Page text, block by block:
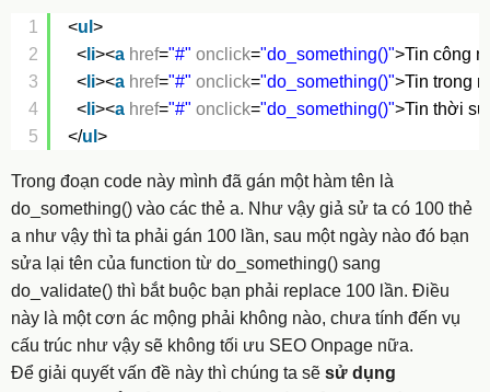
1
2
3
4
5
<ul >
< li><a href="#" onclick="do_something()">Tin công
< li><a href="#" onclick="do_something()">Tin trong
< li><a href="#" onclick="do_something()">Tin thời
</ul >
Trong đoạn code này mình đã gán một hàm tên là
do_something() vào các thẻ a. Như vậy giả sử ta có 100 thẻ
a như vậy thì ta phải gán 100 lần, sau một ngày nào đó bạn
sửa lại tên của function từ do_something() sang
do_validate() thì bắt buộc bạn phải replace 100 lần. Điều
này là một cơn ác mộng phải không nào, chưa tính đến vụ
cấu trúc như vậy sẽ không tối ưu SEO Onpage nữa.
Để giải quyết vấn đề này thì chúng ta sẽ sử dụng